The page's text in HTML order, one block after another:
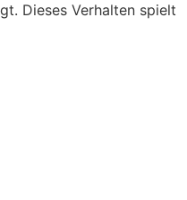
Dieses Verhalten spielt